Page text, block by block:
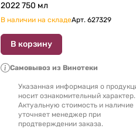
2022 750 мл
В наличии на складеАрт. 627329
В корзину
Самовывоз из Винотеки
Указанная информация о
носит ознакомительный характер.
Актуальную стоимость и наличие
уточняет менеджер при
продтверждении заказа.